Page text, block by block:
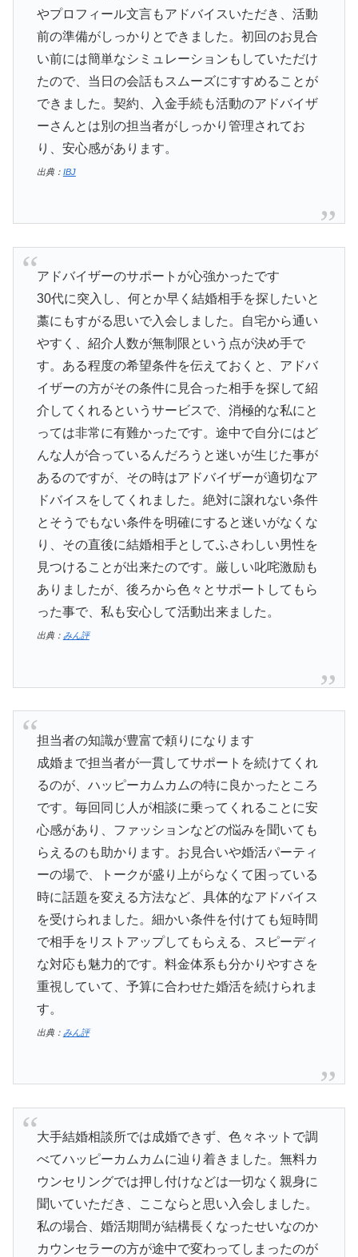
やプロフィール文言もアドバイスいただき、活動
前の準備がしっかりとできました。初回のお見合
い前には簡単なシミュレーションもしていただけ
たので、当日の会話もスムーズにすすめることが
できました。契約、入金手続も活動のアドバイザ
ーさんとは別の担当者がしっかり管理されてお
り、安心感があります。
出典： IBJ
アドバイザーのサポートが心強かったです
30代に突入し、何とか早く結婚相手を探したいと
藁にもすがる思いで入会しました。自宅から通い
やすく、紹介人数が無制限という点が決め手で
す。ある程度の希望条件を伝えておくと、アドバ
イザーの方がその条件に見合った相手を探して紹
介してくれるというサービスで、消極的な私にと
っては非常に有難かったです。途中で自分にはど
んな人が合っているんだろうと迷いが生じた事が
あるのですが、その時はアドバイザーが適切なア
ドバイスをしてくれました。絶対に譲れない条件
とそうでもない条件を明確にすると迷いがなくな
り、その直後に結婚相手としてふさわしい男性を
見つけることが出来たのです。厳しい叱咤激励も
ありましたが、後ろから色々とサポートしてもら
った事で、私も安心して活動出来ました。
出典： みん評
担当者の知識が豊富で頼りになります
成婚まで担当者が一貫してサポートを続けてくれ
るのが、ハッピーカムカムの特に良かったところ
です。毎回同じ人が相談に乗ってくれることに安
心感があり、ファッションなどの悩みを聞いても
らえるのも助かります。お見合いや婚活パーティ
ーの場で、トークが盛り上がらなくて困っている
時に話題を変える方法など、具体的なアドバイス
を受けられました。細かい条件を付けても短時間
で相手をリストアップしてもらえる、スピーディ
な対応も魅力的です。料金体系も分かりやすさを
重視していて、予算に合わせた婚活を続けられま
す。
出典： みん評
大手結婚相談所では成婚できず、色々ネットで調
べてハッピーカムカムに辿り着きました。無料カ
ウンセリングでは押し付けなどは一切なく親身に
聞いていただき、ここならと思い入会しました。
私の場合、婚活期間が結構長くなったせいなのか
カウンセラーの方が途中で変わってしまったのが